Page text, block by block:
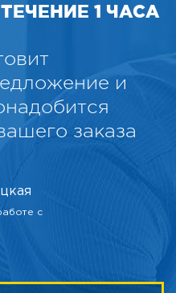
1 ЧАСА
и
заказа
с